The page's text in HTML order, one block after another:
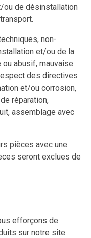
de désinstallation
non-
et/ou de la
abusif, mauvaise
des directives
et/ou corrosion,
réparation,
assemblage avec
pièces avec une
seront exclues de
efforçons de
sur notre site